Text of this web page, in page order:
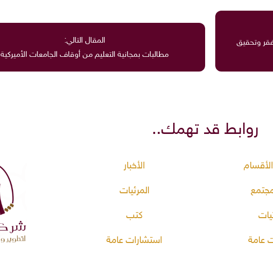
وتحقيق
المقال التالي:
مطالبات بمجانية التعليم من أوقاف الجامعات الأميركية
روابط قد تهمك..
عامة
الأخبار
المرئيات
كتب
استشارات عامة